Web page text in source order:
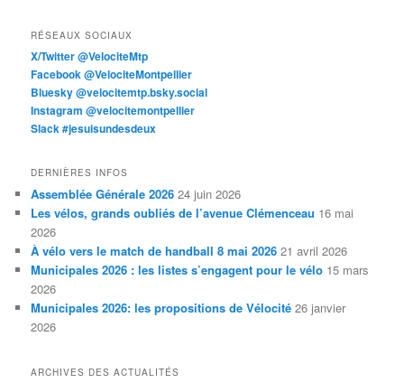
RÉSEAUX SOCIAUX
X/Twitter @VelociteMtp
Facebook @VelociteMontpellier
Bluesky @velocitemtp.bsky.social
Instagram @velocitemontpellier
Slack #jesuisundesdeux
DERNIÈRES INFOS
Assemblée Générale 2026 24 juin 2026
Les vélos, grands oubliés de l’avenue Clémenceau 16 mai
2026
À vélo vers le match de handball 8 mai 2026 21 avril 2026
Municipales 2026 : les listes s’engagent pour le vélo 15 mars
2026
Municipales 2026: les propositions de Vélocité 26 janvier
2026
ARCHIVES DES ACTUALITÉS